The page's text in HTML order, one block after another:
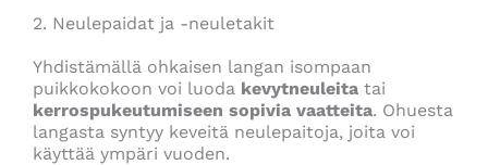
2. Neulepaidat ja -neuletakit
Yhdistämällä ohkaisen langan isompaan
puikkokokoon voi luoda kevytneuleita tai
kerrospukeutumiseen sopivia vaatteita. Ohuesta
langasta syntyy keveitä neulepaitoja, joita voi
käyttää ympäri vuoden.